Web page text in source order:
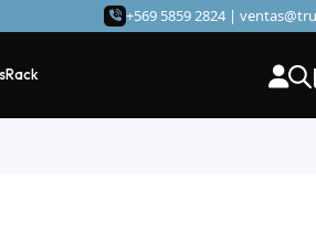
+569 5859 2824 |
Rack